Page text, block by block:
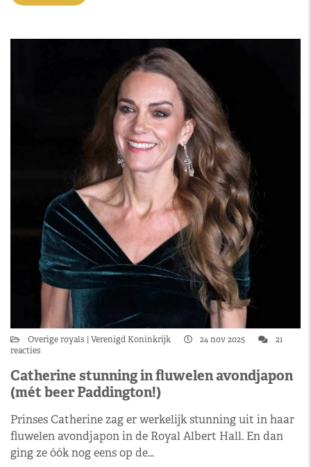
Overige royals Verenigd Koninkrijk 24 nov 2025
21
reacties
Catherine stunning in fluwelen avondjapon
(mét beer Paddington!)
Prinses Catherine zag er werkelijk stunning uit in haar
fluwelen avondjapon in de Royal Albert Hall. En dan
ging ze óók nog eens op de…